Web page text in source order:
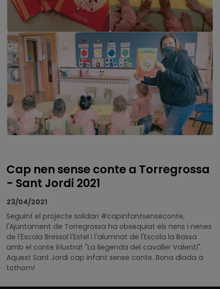
Cap nen sense conte a Torregrossa
- Sant Jordi 2021
23/04/2021
Seguint el projecte solidari #capinfantsenseconte,
l'Ajuntament de Torregrossa ha obsequiat els nens i nenes
de l'Escola Bressol l'Estel i l'alumnat de l'Escola la Bassa
amb el conte il·lustrat "La llegenda del cavaller Valentí".
Aquest Sant Jordi cap infant sense conte. Bona diada a
tothom!